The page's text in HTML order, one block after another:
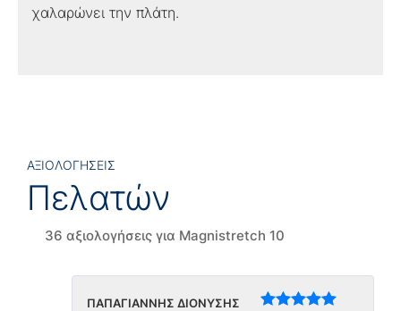
χαλαρώνει την πλάτη.
ΑΞΙΟΛΟΓΗΣΕΙΣ
Πελατών
36 αξιολογήσεις για Magnistretch 10
ΠΑΠΑΓΙΑΝΝΗΣ ΔΙΟΝΥΣΗΣ